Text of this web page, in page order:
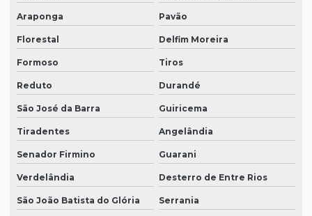
Araponga Pavão
Florestal Delfim Moreira
Formoso Tiros
Reduto Durandé
São José da Barra Guiricema
Tiradentes Angelândia
Senador Firmino Guarani
Verdelândia Desterro de Entre Rios
São João Batista do Glória Serrania